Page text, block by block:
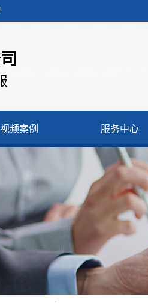
视频案例 服务中心